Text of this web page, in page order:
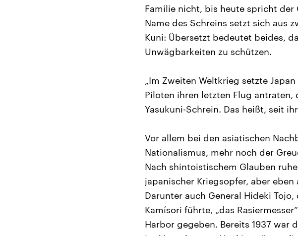
Familie nicht, bis heute spricht
Name des Schreins setzt sich aus
Kuni: Übersetzt bedeutet beides,
Unwägbarkeiten zu schützen.
„Im Zweiten Weltkrieg setzte
Piloten ihren letzten Flug antraten,
Yasukuni-Schrein. Das heißt, seit
Vor allem bei den asiatischen
Nationalismus, mehr noch der
Nach shintoistischem Glauben
japanischer Kriegsopfer, aber
Darunter auch General Hideki
Kamísori führte, „das
Harbor gegeben. Bereits 1937 war